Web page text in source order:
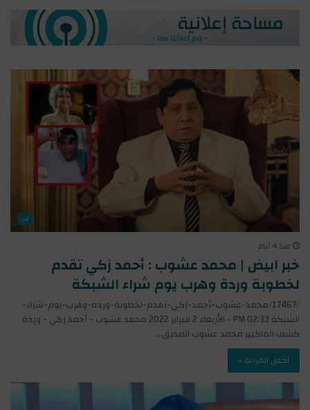
فن
منذ 4 أيام
خبر ابيض | محمد عشوب : أحمد زكي تقدم
لخطوبة وردة وهرب يوم شراء الشبكة
/17467/محمد-عشوب-أحمد-زكي-تقدم-لخطوبة-وردة-وهرب-يوم-شراء-
الشبكة 02:33 PM - الأربعاء 2 فبراير 2022 محمد عشوب - أحمد زكي - وردة
كشف الماكيير محمد عشوب الصديق…
أكمل القراءة »